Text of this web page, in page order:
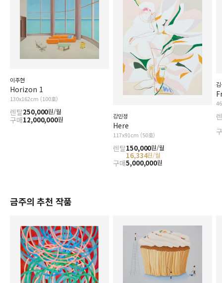
이주현
Horizon 1
130x162cm (100호)
렌탈250,000원/월
구매12,000,000원 강민정
Here
117x91cm (50호)
렌탈150,000원/월
16,334원/월
구매5,000,000원
금주의 추천 작품